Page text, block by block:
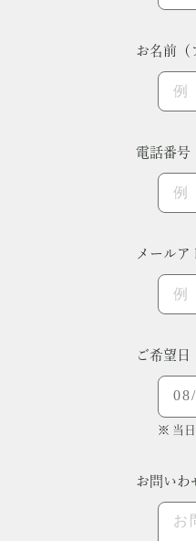
お名前（
電話番号
メールア
ご希望日
※ 当日
お問いわ